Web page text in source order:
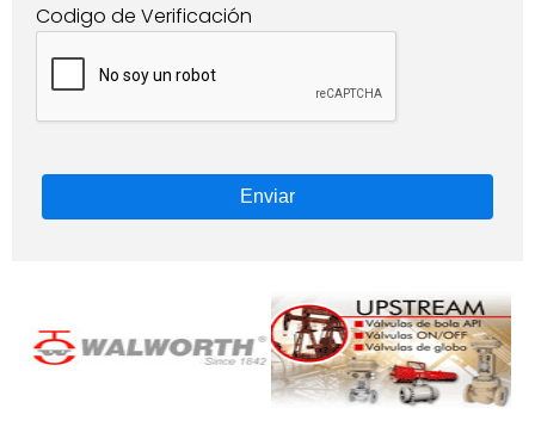
Codigo de Verificación
Enviar